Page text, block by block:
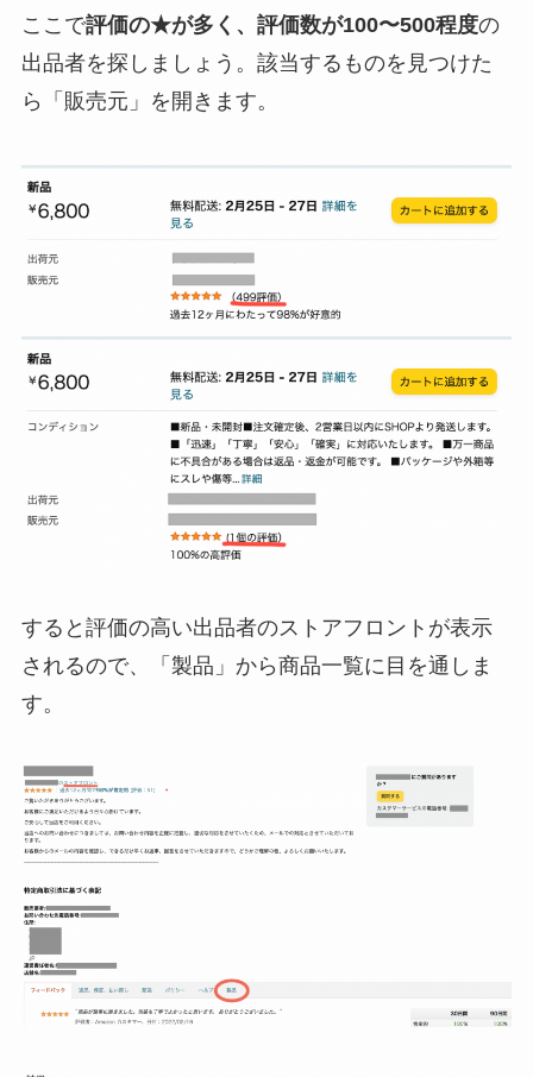
ここで評価の★が多く、評価数が100〜500程度の
出品者を探しましょう。該当するものを見つけた
ら「販売元」を開きます。
すると評価の高い出品者のストアフロントが表示
されるので、「製品」から商品一覧に目を通しま
す。